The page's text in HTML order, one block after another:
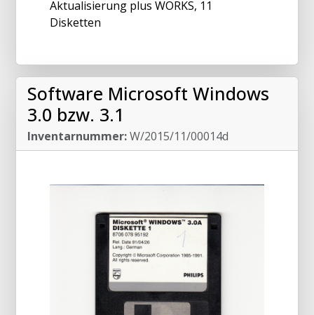
Aktualisierung plus WORKS, 11
Disketten
Software Microsoft Windows
3.0 bzw. 3.1
Inventarnummer:W/2015/11/00014d